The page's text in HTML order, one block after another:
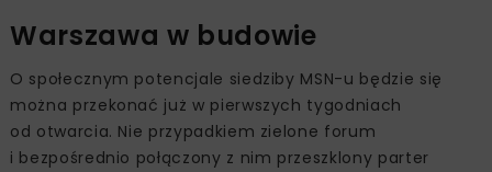
Warszawa w budowie
O społecznym potencjale siedziby MSN-u będzie się
można przekonać już w pierwszych tygodniach
od otwarcia. Nie przypadkiem zielone forum
i bezpośrednio połączony z nim przeszklony parter